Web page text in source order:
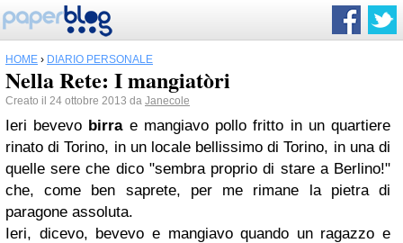
HOME › DIARIO PERSONALE
Nella Rete: I mangiatòri
Creato il 24 ottobre 2013 da Janecole
Ieri bevevo birrae mangiavo pollo fritto in un quartiere
rinato di Torino, in un locale bellissimo di Torino, in una di
quelle sere che dico "sembra proprio di stare a Berlino!"
che, come ben saprete, per me rimane la pietra di
paragone assoluta.
Ieri, dicevo, bevevo e mangiavo quando un ragazzo e